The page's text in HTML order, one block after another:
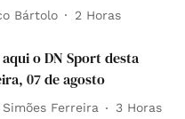
Bártolo 2 Horas
o DN Sport desta
07 de agosto
Ferreira 3 Horas